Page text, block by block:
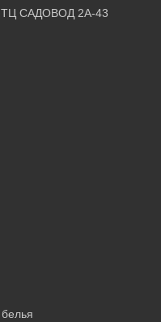
ТЦ САДОВОД 2А-43